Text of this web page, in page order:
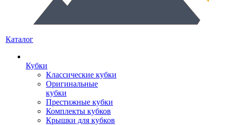
Каталог
Кубки
Классические кубки
Оригинальные
кубки
Престижные кубки
Комплекты кубков
Крышки для кубков